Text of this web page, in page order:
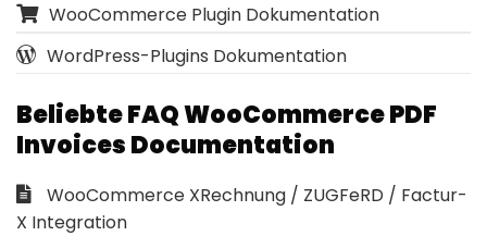
WooCommerce Plugin Dokumentation
WordPress-Plugins Dokumentation
Beliebte FAQ WooCommerce PDF
Invoices Documentation
WooCommerce XRechnung / ZUGFeRD / Factur-
X Integration